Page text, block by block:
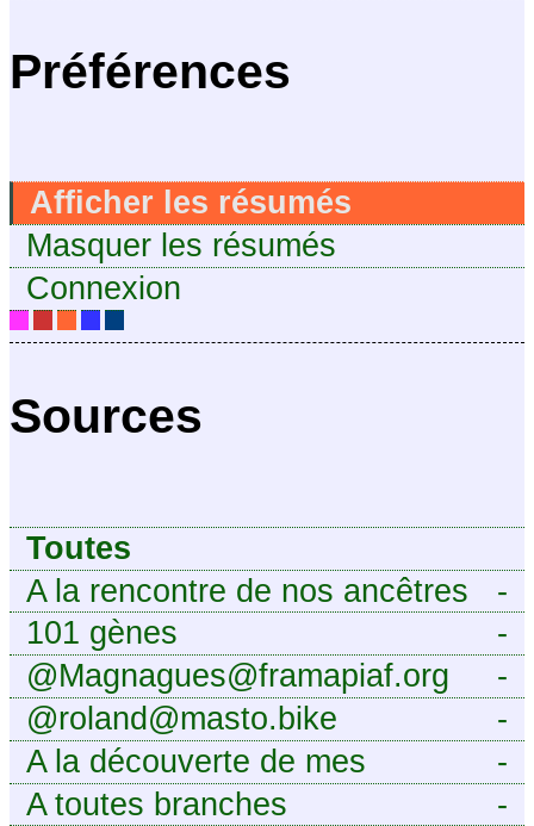
Préférences
Afficher les résumés
Masquer les résumés
Connexion
Sources
Toutes
-
A la rencontre de nos ancêtres
-
101 gènes
-
@Magnagues@framapiaf.org
-
@roland@masto.bike
-
A la découverte de mes
ancêtres
-
A toutes branches